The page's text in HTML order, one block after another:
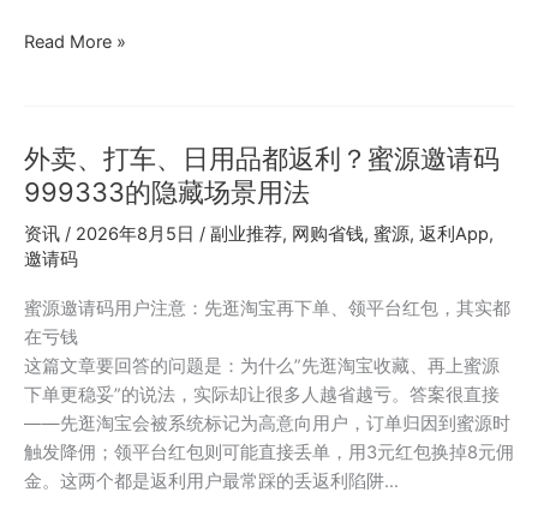
蜜
码
999333
期
使
用
体
验：
省
的
关
Read More »
外卖、打车、日用品都返利？蜜源邀请码
999333的隐藏场景用法
资讯 / 2026年8月5日 / 副业推荐, 网购省钱, 蜜源, 返利App,
邀请码
蜜源邀请码用户注意：先逛淘宝再下单、领平台红包，其实都
在亏钱
这篇文章要回答的问题是：为什么”先逛淘宝收藏、再上蜜源
下单更稳妥”的说法，实际却让很多人越省越亏。答案很直接
——先逛淘宝会被系统标记为高意向用户，订单归因到蜜源时
触发降佣；领平台红包则可能直接丢单，用3元红包换掉8元佣
金。这两个都是返利用户最常踩的丢返利陷阱…